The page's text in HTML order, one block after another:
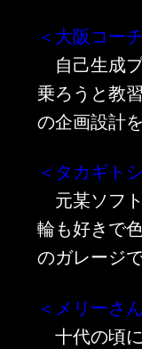
＜大阪コー
自己生成
乗ろうと教
の企画設計
＜タカギト
元某ソフ
輪も好きで
のガレージ
＜メリーさ
十代の頃